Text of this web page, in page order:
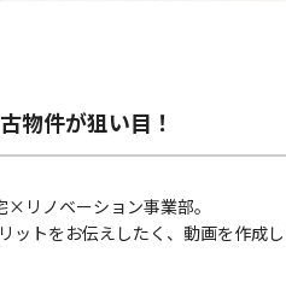
物件が狙い目！
リノベーション事業部。
トをお伝えしたく、動画を作成し